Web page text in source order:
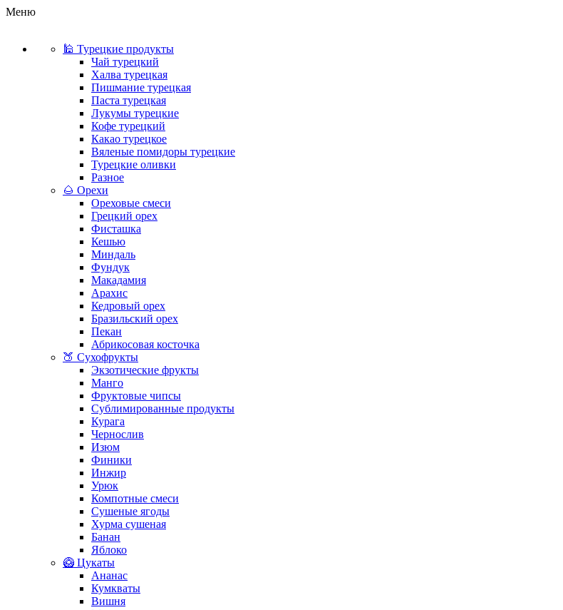
Меню
🕌 Турецкие продукты
Чай турецкий
Халва турецкая
Пишмание турецкая
Паста турецкая
Лукумы турецкие
Кофе турецкий
Какао турецкое
Вяленые помидоры турецкие
Турецкие оливки
Разное
🌰 Орехи
Ореховые смеси
Грецкий орех
Фисташка
Кешью
Миндаль
Фундук
Макадамия
Арахис
Кедровый орех
Бразильский орех
Пекан
Абрикосовая косточка
🍑 Сухофрукты
Экзотические фрукты
Манго
Фруктовые чипсы
Сублимированные продукты
Курага
Чернослив
Изюм
Финики
Инжир
Урюк
Компотные смеси
Сушеные ягоды
Хурма сушеная
Банан
Яблоко
🥝 Цукаты
Ананас
Кумкваты
Вишня